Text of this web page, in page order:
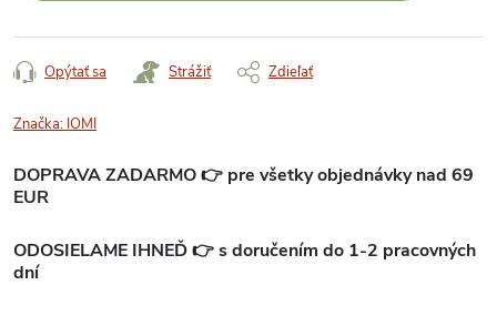
Opýtať sa Strážiť Zdieľať
Značka: IOMI
DOPRAVA ZADARMO 👉 pre všetky objednávky nad 69
EUR
ODOSIELAME IHNEĎ 👉 s doručením do 1-2 pracovných
dní